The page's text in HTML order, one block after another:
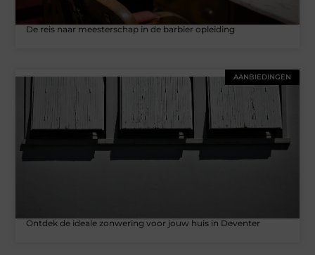
De reis naar meesterschap in de barbier opleiding
AANBIEDINGEN
Ontdek de ideale zonwering voor jouw huis in Deventer